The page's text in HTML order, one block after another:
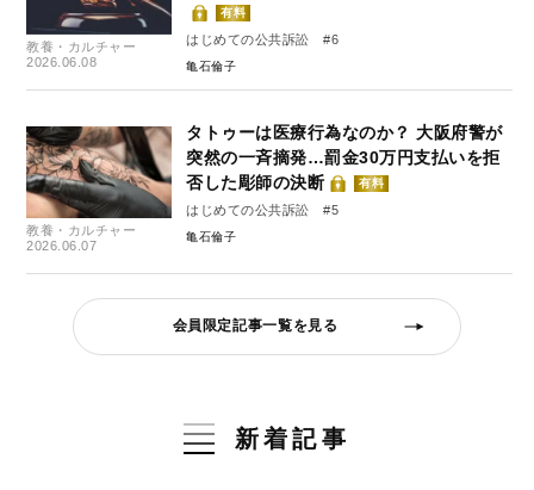
教養・カルチャー
2026.06.08
有料
はじめての公共訴訟 #6
亀石倫子
教養・カルチャー
2026.06.07
タトゥーは医療行為なのか？ 大阪府警が
突然の一斉摘発…罰金30万円支払いを拒
否した彫師の決断
有料
はじめての公共訴訟 #5
亀石倫子
会員限定記事一覧を見る
新着記事